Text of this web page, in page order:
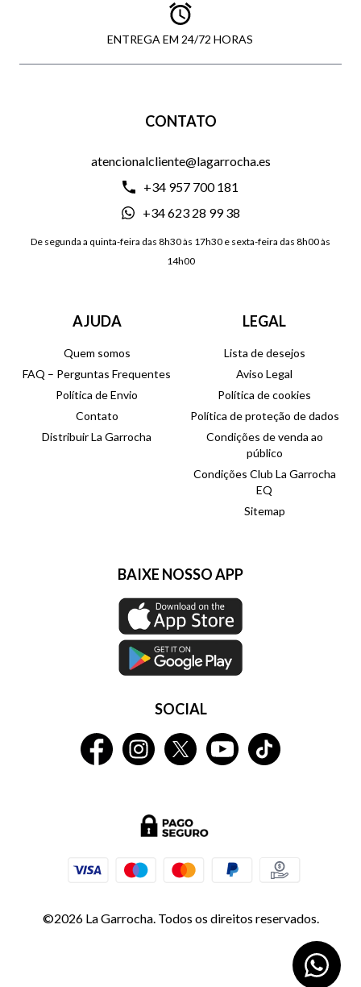
ENTREGA EM 24/72 HORAS
CONTATO
atencionalcliente@lagarrocha.es
+34 957 700 181
+34 623 28 99 38
De segunda a quinta-feira das 8h30 às 17h30 e sexta-feira das 8h00 às
14h00
AJUDA
Quem somos
FAQ – Perguntas Frequentes
Política de Envio
Contato
Distribuir La Garrocha
LEGAL
Lista de desejos
Aviso Legal
Política de cookies
Política de proteção de dados
Condições de venda ao
público
Condições Club La Garrocha
EQ
Sitemap
BAIXE NOSSO APP
SOCIAL
©2026 La Garrocha. Todos os direitos reservados.